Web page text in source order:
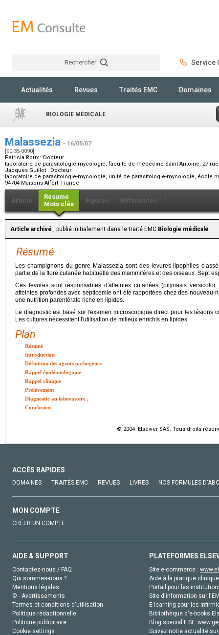
Rechercher Service
Actualités Revues Traités EMC Domaines
BIOLOGIE MÉDICALE
Malassezia - 16/05/07
[90-35-0090]
Patricia Roux : Docteur
laboratoire de parasitologie-mycologie, faculté de médecine Saint-Antoine, 27
Jacques Guillot : Docteur
laboratoire de parasitologie-mycologie, unité de parasitologie-mycologie, école
94704 Maisons-Alfort France
Article
Résumé
Mots clés
Figures Références
Article archivé , publié initialement dans le traité EMC Biologie médicale
Résumé
Les champignons du genre Malassezia sont des levures lipophiles
partie de la flore cutanée habituelle des mammifères et des oiseaux. Sept
Ces levures sont responsables d'atteintes cutanées (pityriasis
atteintes profondes avec septicémie ont été rapportées chez des nouveau-
une nutrition parentérale riche en lipides.
Le diagnostic est basé sur l'examen microscopique direct pour les lésions
Les cultures nécessitent l'utilisation de milieux enrichis en lipides.
Plan
Résumé
Introduction
Définition des agents pathogènes
Rappel épidémiologique
Rappel clinique
Prélèvement
Diagnostic au laboratoire ,
Conclusion
© 2004 Elsevier SAS. Tous droits
ACCÈS RAPIDES
DOMAINES TRAITÉS EMC REVUES LIVRES NOS FORMULES
MON COMPTE
CRÉER UN COMPTE
AIDE & SUPPORT
Contactez-nous / FAQ
Qui sommes-nous ?
Mentions légales
© - Avertissements
Termes et conditions d'utilisation
Politique rédactionnelle
Politique publicitaire
Cookie settings
PLATEFORMES
Site e-commerce :
Aide à la pratique
Portail pour les
Site d'information sur
E-learning pour les
Bibliothèque d'e-books
Blog special IFSI :
Suivez notre actualité